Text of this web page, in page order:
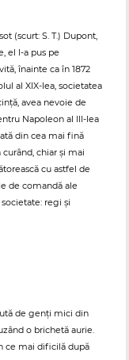
(scurt: S. T.) Dupont,
el l-a pus pe
înainte ca în 1872
al XIX-lea, societatea
avea nevoie de
Napoleon al III-lea
din cea mai fină
chiar și mai
cu astfel de
de comandă ale
regi și
de genți mici din
o brichetă aurie.
ce mai dificilă după